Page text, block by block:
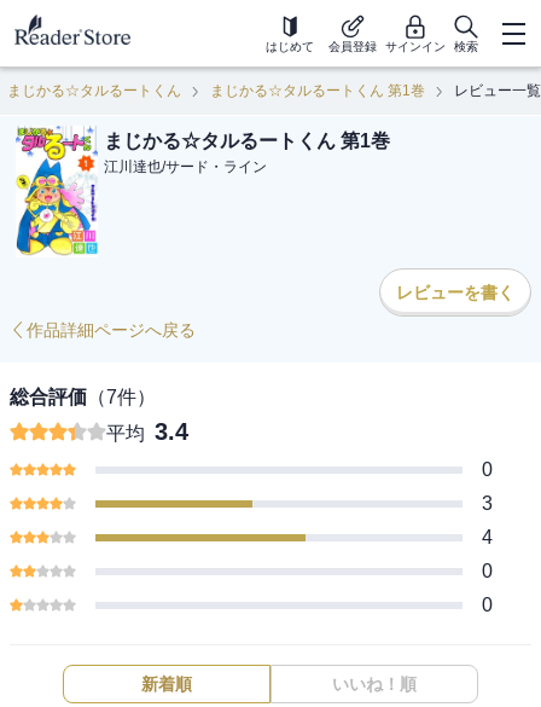
はじめて 会員登録 サインイン 検索
まじかる☆タルるートくん まじかる☆タルるートくん 第1巻 レビュー一覧
まじかる☆タルるートくん 第1巻
江川達也/サード・ライン
レビューを書く
作品詳細ページへ戻る
総合評価 （7件）
平均 3.4
0
3
4
0
0
新着順 いいね！順